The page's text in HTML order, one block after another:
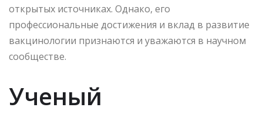
открытых источниках. Однако, его
профессиональные достижения и вклад в развитие
вакцинологии признаются и уважаются в научном
сообществе.
Ученый